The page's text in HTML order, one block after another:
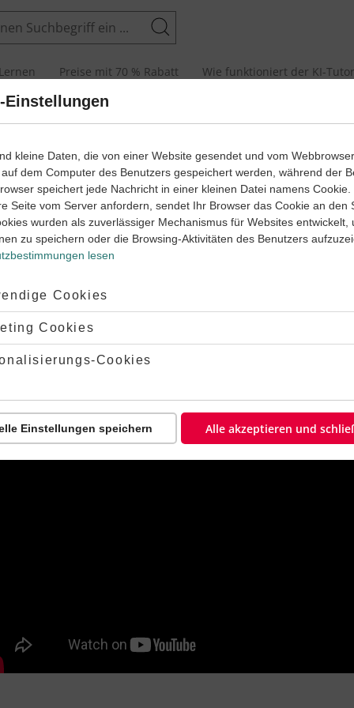
Suchen
Preise mit 70 % Rabatt Wie funktioniert der KI-Tutor
Kette
Einstellungen
kleine Daten, die von einer Website gesendet und vom
dem Computer des Benutzers gespeichert werden, während der
speichert jede Nachricht in einer kleinen Datei namens Cookie.
Seite vom Server anfordern, sendet Ihr Browser das Cookie an den
wurden als zuverlässiger Mechanismus für Websites entwickelt,
zu speichern oder die Browsing-Aktivitäten des Benutzers
lesen
Cookies
Cookies
Cookies
Einstellungen speichern Alle akzeptieren und